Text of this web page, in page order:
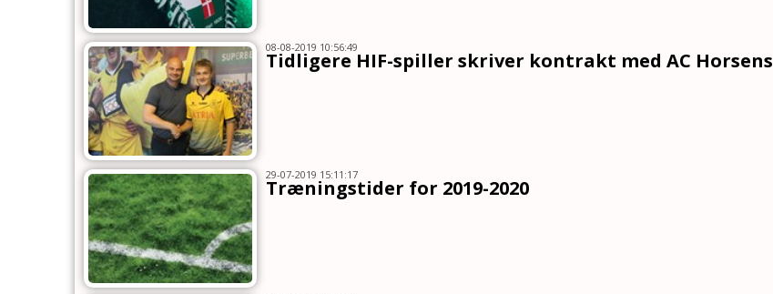
08-08-2019 10:56:49
Tidligere HIF-spiller skriver kontrakt med AC Horsens
29-07-2019 15:11:17
Træningstider for 2019-2020